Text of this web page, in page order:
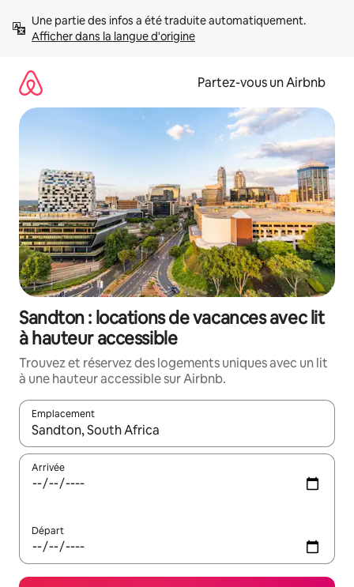
directement
Afficher dans la langue d'origine
Partez-vous un Airbnb
Sandton : locations de vacances avec lit
à hauteur accessible
Trouvez et réservez des logements uniques avec un lit
à une hauteur accessible sur Airbnb.
Emplacement
Quand les résultats sont affichés, parcourez-les en utilisant
Arrivée
Départ